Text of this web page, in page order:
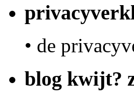
• de
blog kwijt?